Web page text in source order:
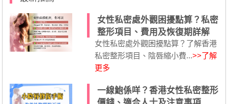
女性私密處外觀困擾點算？私密
整形項目、費用及恢復期詳解
女性私密處外觀困擾點算？了解香港
私密整形項目、陰唇縮小費...>>了解
更多
一線鮑係咩？香港女性私密整形